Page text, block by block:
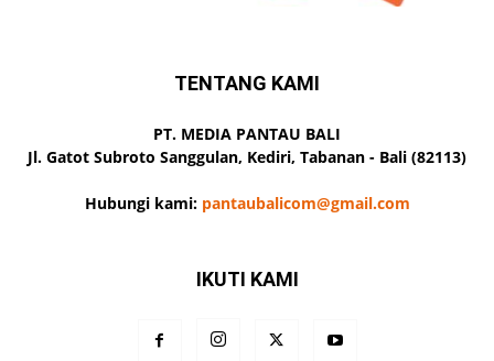
TENTANG KAMI
PT. MEDIA PANTAU BALI
Jl. Gatot Subroto Sanggulan, Kediri, Tabanan - Bali (82113)
Hubungi kami: pantaubalicom@gmail.com
IKUTI KAMI